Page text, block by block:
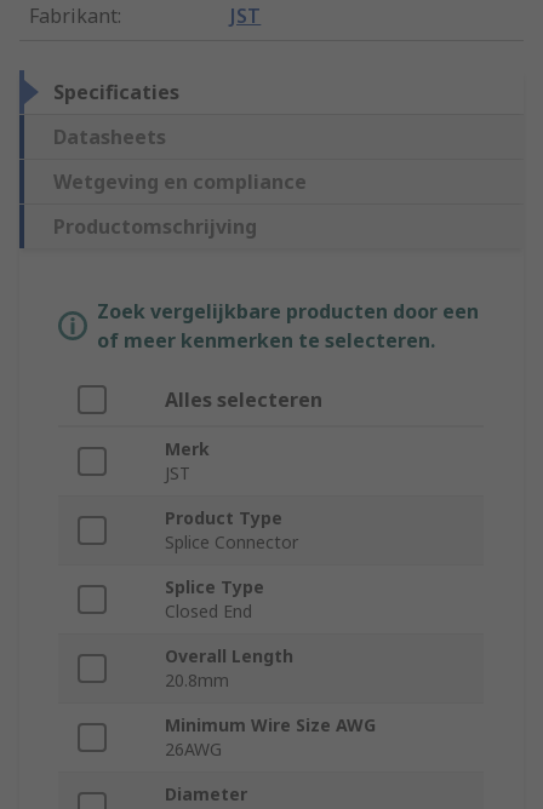
Fabrikant: JST
Specificaties
Datasheets
Wetgeving en compliance
Productomschrijving
Zoek vergelijkbare producten door een
of meer kenmerken te selecteren.
Alles selecteren
Merk
JST
Product Type
Splice Connector
Splice Type
Closed End
Overall Length
20.8mm
Minimum Wire Size AWG
26AWG
Diameter